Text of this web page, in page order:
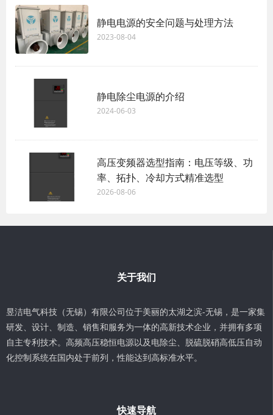
静电电源的安全问题与处理方法
2023-08-04
静电除尘电源的介绍
2024-06-03
高压变频器选型指南：电压等级、功
率、拓扑、冷却方式精准选型
2026-08-06
关于我们
昱洁电气科技（无锡）有限公司位于美丽的太湖之滨-无锡，是一家集
研发、设计、制造、销售和服务为一体的高新技术企业，并拥有多项
自主专利技术。高频高压稳恒电源以及电除尘、脱硫脱硝高低压自动
化控制系统在国内处于前列，性能达到高标准水平。
快速导航